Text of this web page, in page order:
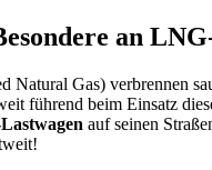
an
Gas) verbrennen
führend beim Einsatz
auf seinen